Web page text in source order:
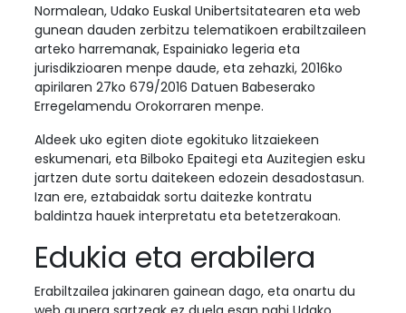
Normalean, Udako Euskal Unibertsitatearen eta web
gunean dauden zerbitzu telematikoen erabiltzaileen
arteko harremanak, Espainiako legeria eta
jurisdikzioaren menpe daude, eta zehazki, 2016ko
apirilaren 27ko 679/2016 Datuen Babeserako
Erregelamendu Orokorraren menpe.
Aldeek uko egiten diote egokituko litzaiekeen
eskumenari, eta Bilboko Epaitegi eta Auzitegien esku
jartzen dute sortu daitekeen edozein desadostasun.
Izan ere, eztabaidak sortu daitezke kontratu
baldintza hauek interpretatu eta betetzerakoan.
Edukia eta erabilera
Erabiltzailea jakinaren gainean dago, eta onartu du